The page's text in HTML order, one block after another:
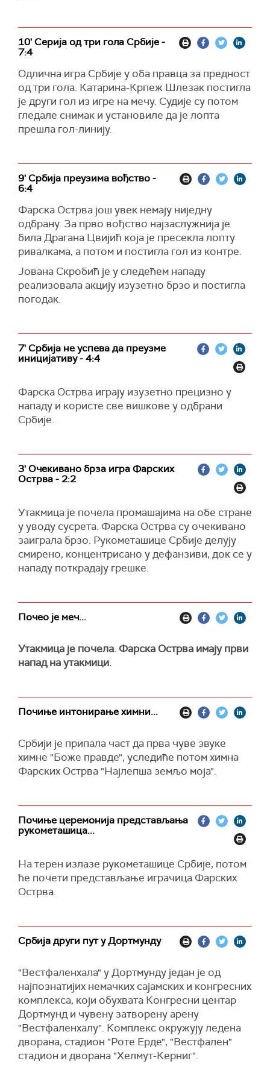
10' Серија од три гола Србије -
7:4
Одлична игра Србије у оба правца за предност
од три гола. Катарина-Крпеж Шлезак постигла
је други гол из игре на мечу. Судије су потом
гледале снимак и установиле да је лопта
прешла гол-линију.
9' Србија преузима вођство -
6:4
Фарска Острва још увек немају ниједну
одбрану. За прво вођство најзаслужнија је
била Драгана Цвијић која је пресекла лопту
ривалкама, а потом и постигла гол из контре.
Јована Скробић је у следећем нападу
реализовала акцију изузетно брзо и постигла
погодак.
7' Србија не успева да преузме
иницијативу - 4:4
Фарска Острва играју изузетно прецизно у
нападу и користе све вишкове у одбрани
Србије.
3' Очекивано брза игра Фарских
Острва - 2:2
Утакмица је почела промашајима на обе стране
у уводу сусрета. Фарска Острва су очекивано
заиграла брзо. Рукометашице Србије делују
смирено, концентрисано у дефанзиви, док се у
нападу поткрадају грешке.
Почео је меч...
Утакмица је почела. Фарска Острва имају први
напад на утакмици.
Почиње интонирање химни...
Србији је припала част да прва чуве звуке
химне "Боже правде", уследиће потом химна
Фарских Острва "Најлепша земљо моја".
Почиње церемонија представљања
рукометашица...
На терен излазе рукометашице Србије, потом
ће почети представљање играчица Фарских
Острва.
Србија други пут у Дортмунду
"Вестфаленхала" у Дортмунду један је од
најпознатијих немачких сајамских и конгресних
комплекса, који обухвата Конгресни центар
Дортмунд и чувену затворену арену
"Вестфаленхалу". Комплекс окружују ледена
дворана, стадион "Роте Ерде", "Вестфален"
стадион и дворана "Хелмут-Керниг".